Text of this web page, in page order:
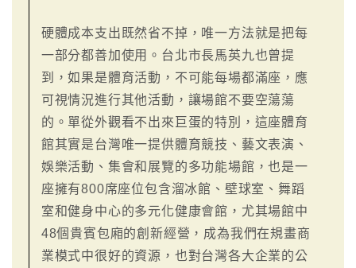
硬體成本支出既然省不掉，唯一方法就是把每
一部分都善加使用。台北市長馬英九也曾提
到，如果是體育活動，不可能每場都滿座，應
可視情況進行其他活動，讓場館不要空蕩蕩
的。單從外觀看不出來巨蛋的特別，這座體育
館其實是台灣唯一提供體育競技、藝文表演、
娛樂活動、集會和展覽的多功能場館，也是一
座擁有800席座位包含溜冰館、壁球室、舞蹈
室和健身中心的多元化健康會館，尤其場館中
48個貴賓包廂的創新經營，成為我們在規畫商
業模式中很好的資源，也對台灣各大企業的公